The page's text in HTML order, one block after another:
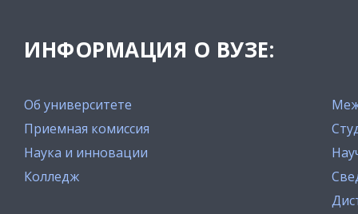
ИНФОРМАЦИЯ О ВУЗЕ:
Об университете
Приемная комиссия
Наука и инновации
Колледж